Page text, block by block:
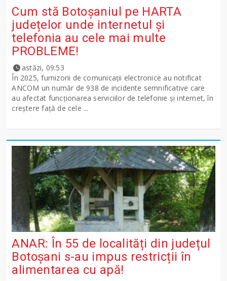
Cum stă Botoșaniul pe HARTA
județelor unde internetul și
telefonia au cele mai multe
PROBLEME!
astăzi, 09:53
În 2025, furnizorii de comunicații electronice au notificat
ANCOM un număr de 938 de incidente semnificative care
au afectat funcționarea serviciilor de telefonie și internet, în
creștere față de cele ...
ANAR: În 55 de localități din județul
Botoșani s-au impus restricții în
alimentarea cu apă!